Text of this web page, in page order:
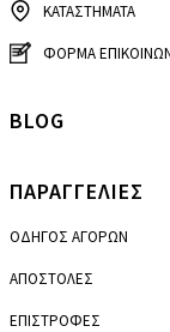
ΚΑΤΑΣΤΗΜΑΤΑ
ΦΟΡΜΑ
ΠΑΡΑΓΓΕΛΙΕΣ
ΟΔΗΓΟΣ ΑΓΟΡΩΝ
ΑΠΟΣΤΟΛΕΣ
ΕΠΙΣΤΡΟΦΕΣ
BLOG